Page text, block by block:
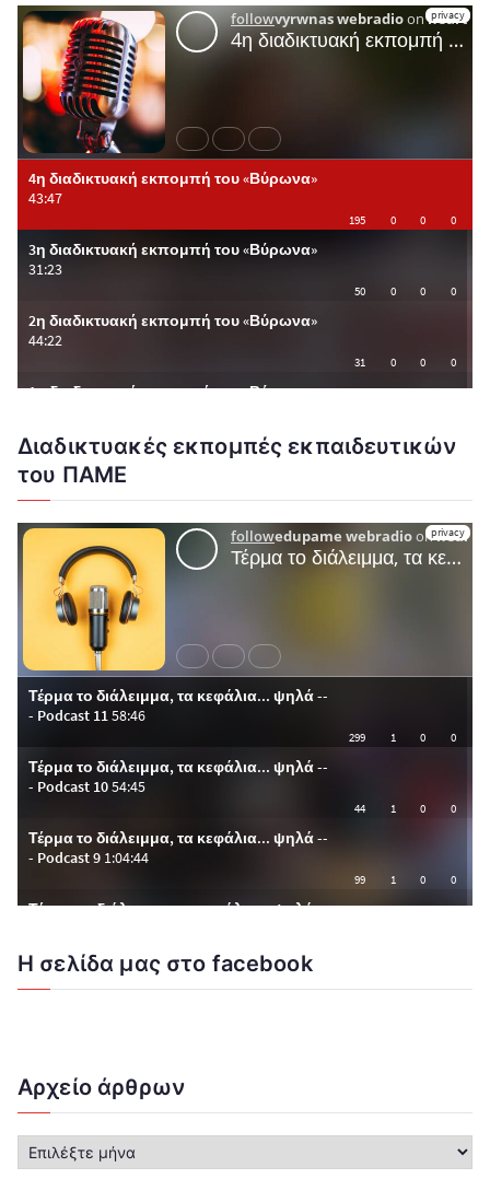
Διαδικτυακές εκπομπές εκπαιδευτικών
του ΠΑΜΕ
Η σελίδα μας στο facebook
Αρχείο άρθρων
ρ